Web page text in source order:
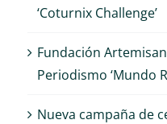
‘Coturnix Challenge’
Fundación
Periodismo ‘Mundo
Nueva campaña de